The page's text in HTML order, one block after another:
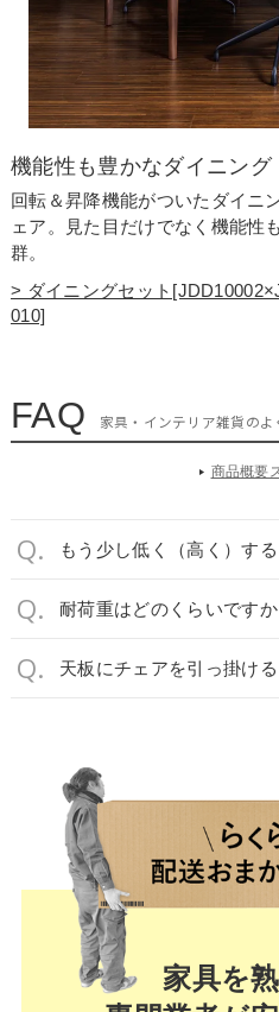
機能性も豊かなダイニング
回転＆昇降機能がついたダイニ
ェア。見た目だけでなく機能性
群。
> ダイニングセット
010]
FAQ 家具・インテリア雑貨の
商品概要
もう少し低く（高く）す
耐荷重はどのくらいですか
天板にチェアを引っ掛け
家具を